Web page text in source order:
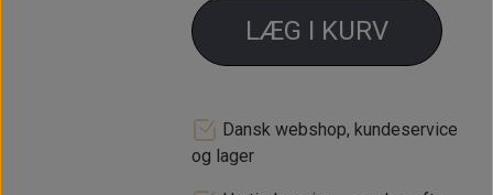
LÆG I KURV
Dansk webshop, kundeservice
og lager